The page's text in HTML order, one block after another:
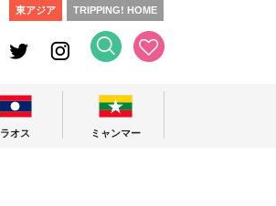
東アジア TRIPPING! HOME
ラオス ミャンマー